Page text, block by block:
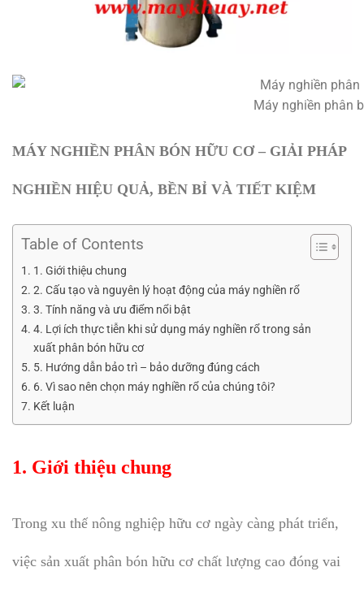
Máy nghiền phân
MÁY NGHIỀN PHÂN BÓN HỮU CƠ – GIẢI PHÁP
NGHIỀN HIỆU QUẢ, BỀN BỈ VÀ TIẾT KIỆM
Table of Contents
1. Giới thiệu chung
2. Cấu tạo và nguyên lý hoạt động của máy nghiền rổ
3. Tính năng và ưu điểm nổi bật
4. Lợi ích thực tiễn khi sử dụng máy nghiền rổ trong sản
xuất phân bón hữu cơ
5. Hướng dẫn bảo trì – bảo dưỡng đúng cách
6. Vì sao nên chọn máy nghiền rổ của chúng tôi?
Kết luận
1. Giới thiệu chung
Trong xu thế nông nghiệp hữu cơ ngày càng phát triển,
việc sản xuất phân bón hữu cơ chất lượng cao đóng vai